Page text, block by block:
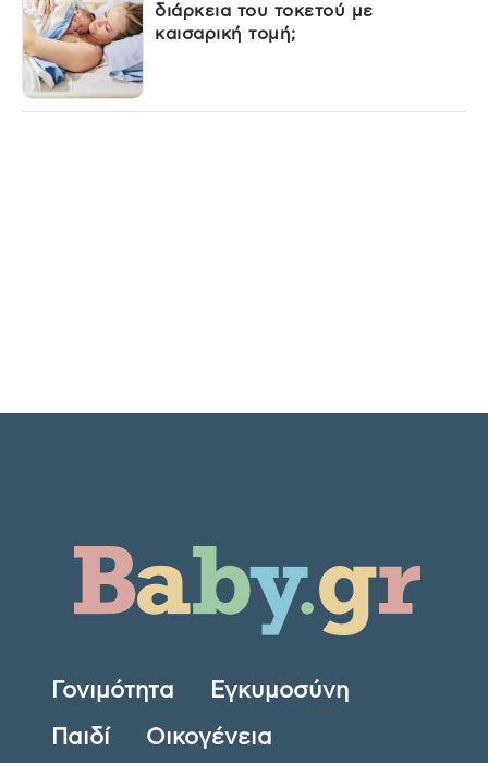
διάρκεια του τοκετού με
καισαρική τομή;
Γονιμότητα Εγκυμοσύνη
Παιδί Οικογένεια